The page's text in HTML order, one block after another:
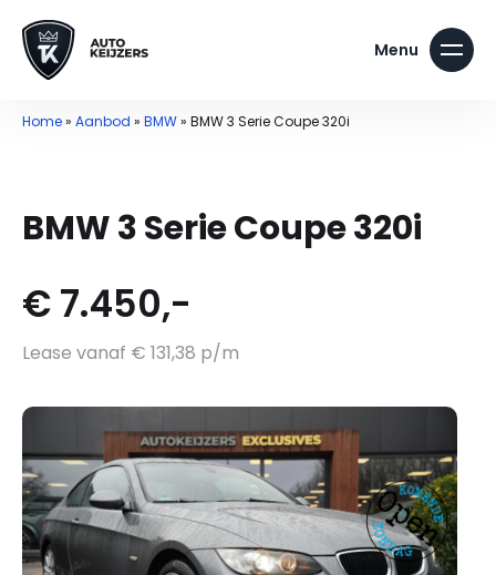
Home» Aanbod » BMW» BMW 3 Serie Coupe 320i
BMW 3 Serie Coupe 320i
€ 7.450,-
Lease vanaf € 131,38 p/m